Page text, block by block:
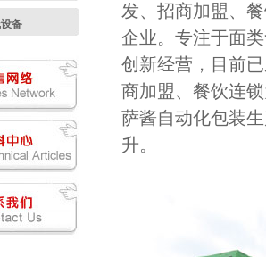
备
发、招商加盟、
企业。专注于面
创新经营，目前
商加盟、餐饮连
萨酱自动化包装
升。